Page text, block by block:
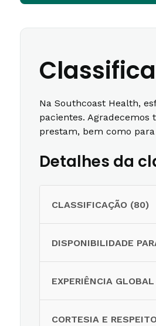
Na Southcoast Health,
pacientes. Agradecemos
prestam, bem como
Detalhes da
CLASSIFICAÇÃO (80)
DISPONIBILIDADE
EXPERIÊNCIA
CORTESIA E